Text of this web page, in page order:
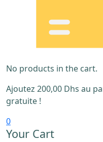
No products in the cart.
Ajoutez 200,00 Dhs au
gratuite !
0
Your Cart